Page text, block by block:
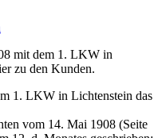
1. LKW in Lichtenstein das
vom 14. Mai 1908 (Seite